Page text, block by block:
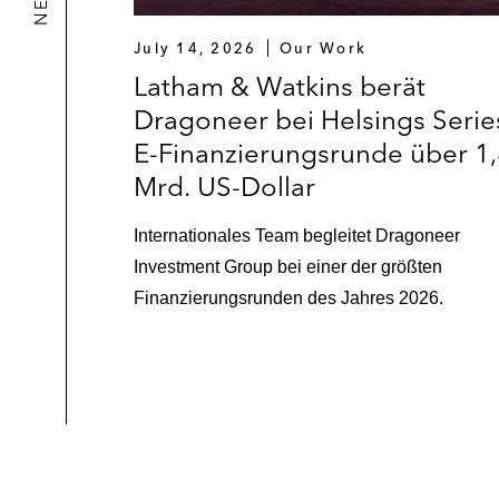
July 14, 2026 Our Work
Latham & Watkins berät
Dragoneer bei Helsings
E-Finanzierungsrunde über
Mrd. US-Dollar
Internationales Team begleitet Dragoneer
Investment Group bei einer der größten
Finanzierungsrunden des Jahres 2026.